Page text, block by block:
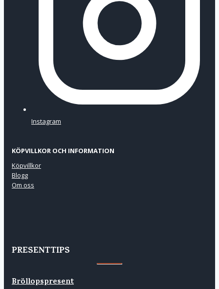
Instagram
KÖPVILLKOR OCH INFORMATION
Köpvillkor
Blogg
Om oss
PRESENTTIPS
Bröllopspresent